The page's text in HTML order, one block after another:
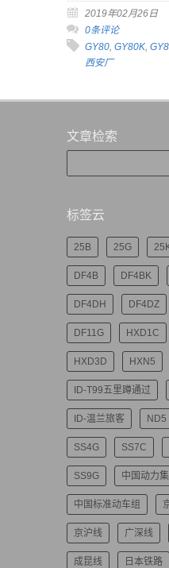
2019年02月26日
0条评论
GY80, GY80K,
西安厂
文章检索
标签云
25B 25G
DF4B DF4BK
DF4DH DF4DZ
DF11G HXD1C
HXD3D HXN5
ID-T99五里蹲通过
ID-温兰旅客 ND5
SS4G SS7C
SS9G 中国动力
中国标准动车组
京沪线 广深线
成昆线 日本铁路